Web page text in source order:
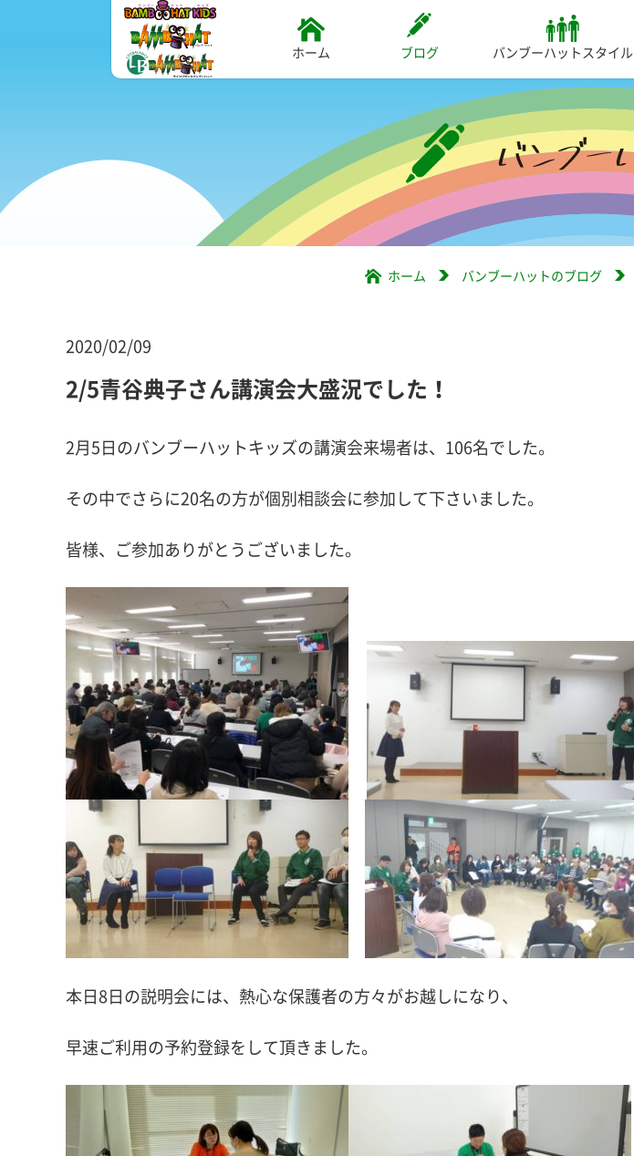
ホーム ブログ バンブーハットスタイル
ホーム バンブーハットのブログ
2020/02/09
2/5青谷典子さん講演会大盛況でした！
2月5日のバンブーハットキッズの講演会来場者は、106名でした。
その中でさらに20名の方が個別相談会に参加して下さいました。
皆様、ご参加ありがとうございました。
本日8日の説明会には、熱心な保護者の方々がお越しになり、
早速ご利用の予約登録をして頂きました。